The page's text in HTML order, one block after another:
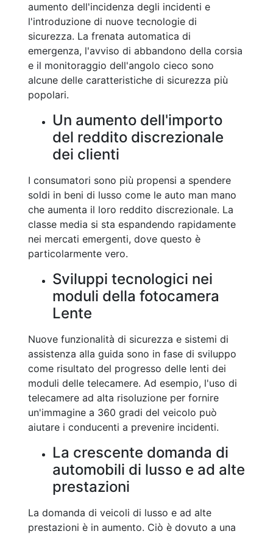
aumento dell'incidenza degli incidenti e
l'introduzione di nuove tecnologie di
sicurezza. La frenata automatica di
emergenza, l'avviso di abbandono della corsia
e il monitoraggio dell'angolo cieco sono
alcune delle caratteristiche di sicurezza più
popolari.
Un aumento dell'importo
del reddito discrezionale
dei clienti
I consumatori sono più propensi a spendere
soldi in beni di lusso come le auto man mano
che aumenta il loro reddito discrezionale. La
classe media si sta espandendo rapidamente
nei mercati emergenti, dove questo è
particolarmente vero.
Sviluppi tecnologici nei
moduli della fotocamera
Lente
Nuove funzionalità di sicurezza e sistemi di
assistenza alla guida sono in fase di sviluppo
come risultato del progresso delle lenti dei
moduli delle telecamere. Ad esempio, l'uso di
telecamere ad alta risoluzione per fornire
un'immagine a 360 gradi del veicolo può
aiutare i conducenti a prevenire incidenti.
La crescente domanda di
automobili di lusso e ad alte
prestazioni
La domanda di veicoli di lusso e ad alte
prestazioni è in aumento. Ciò è dovuto a una